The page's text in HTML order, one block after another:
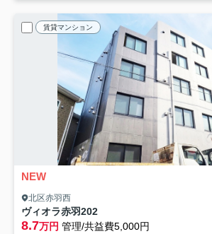
賃貸マンション
NEW
北区赤羽西
ヴィオラ赤羽202
8.7万円 管理/共益費5,000円